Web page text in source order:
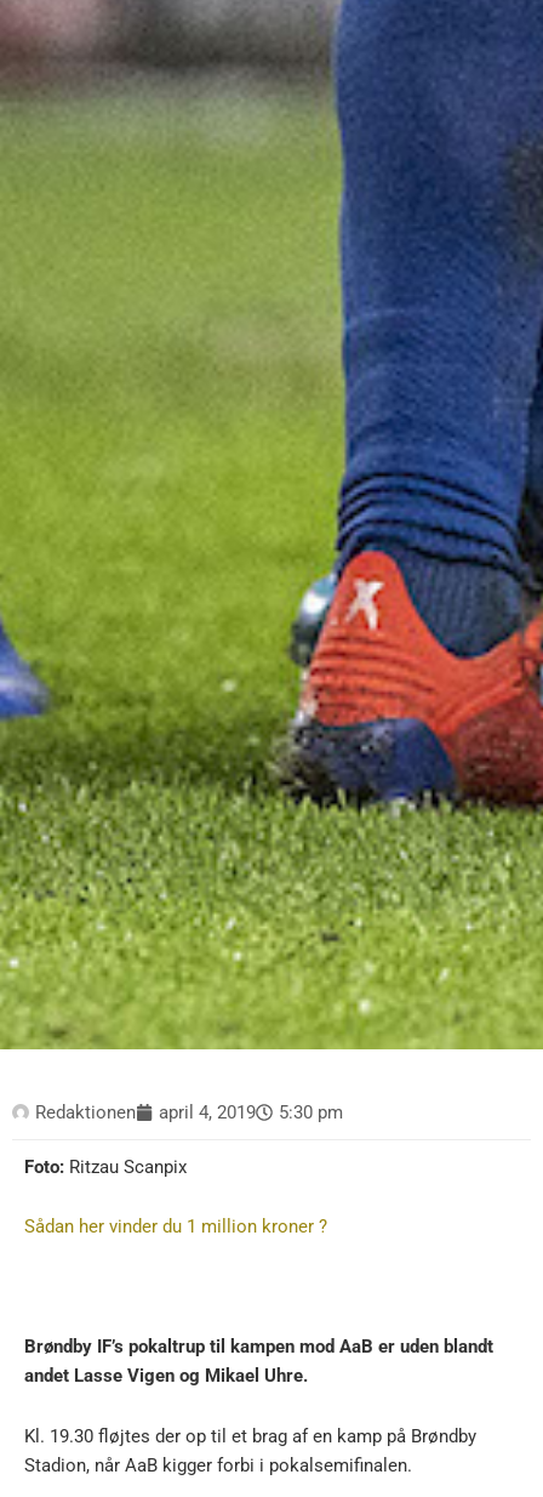
Redaktionen april 4, 2019 5:30 pm
Foto: Ritzau Scanpix
Sådan her vinder du 1 million kroner ?
Brøndby IF’s pokaltrup til kampen mod AaB er uden blandt
andet Lasse Vigen og Mikael Uhre.
Kl. 19.30 fløjtes der op til et brag af en kamp på Brøndby
Stadion, når AaB kigger forbi i pokalsemifinalen.